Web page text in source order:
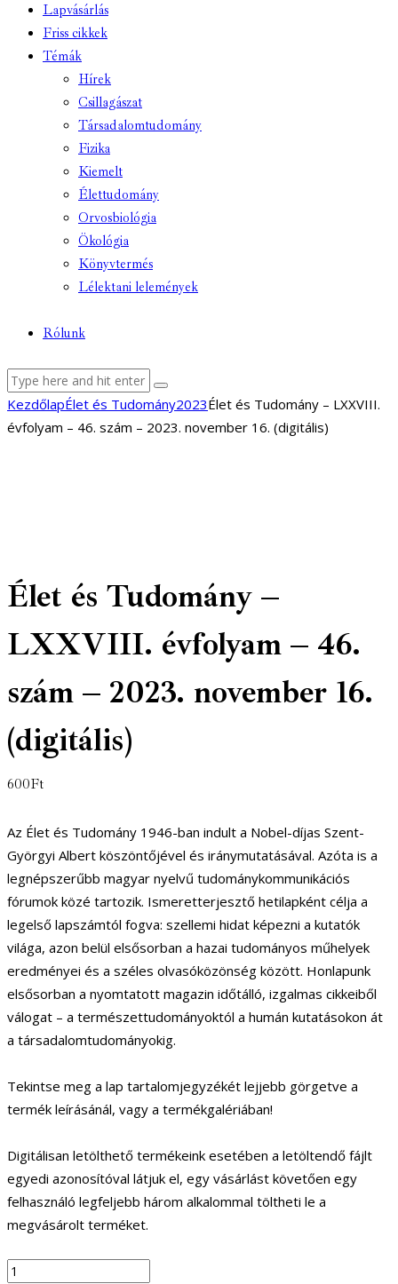
Lapvásárlás
Friss cikkek
Témák
Hírek
Csillagászat
Társadalomtudomány
Fizika
Kiemelt
Élettudomány
Orvosbiológia
Ökológia
Könyvtermés
Lélektani lelemények
Rólunk
facebook-
1
youtube-
1
email
KezdőlapÉlet és Tudomány2023Élet és Tudomány – LXXVIII.
évfolyam – 46. szám – 2023. november 16. (digitális)
Élet és Tudomány –
LXXVIII. évfolyam – 46.
szám – 2023. november 16.
(digitális)
600Ft
Az Élet és Tudomány 1946-ban indult a Nobel-díjas Szent-
Györgyi Albert köszöntőjével és iránymutatásával. Azóta is a
legnépszerűbb magyar nyelvű tudománykommunikációs
fórumok közé tartozik. Ismeretterjesztő hetilapként célja a
legelső lapszámtól fogva: szellemi hidat képezni a kutatók
világa, azon belül elsősorban a hazai tudományos műhelyek
eredményei és a széles olvasóközönség között. Honlapunk
elsősorban a nyomtatott magazin időtálló, izgalmas cikkeiből
válogat – a természettudományoktól a humán kutatásokon át
a társadalomtudományokig.
Tekintse meg a lap tartalomjegyzékét lejjebb görgetve a
termék leírásánál, vagy a termékgalériában!
Digitálisan letölthető termékeink esetében a letöltendő fájlt
egyedi azonosítóval látjuk el, egy vásárlást követően egy
felhasználó legfeljebb három alkalommal töltheti le a
megvásárolt terméket.
Élet